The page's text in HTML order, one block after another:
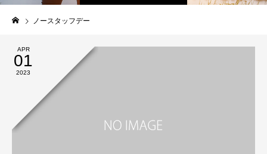
ノースタッフデー
APR
01
2023